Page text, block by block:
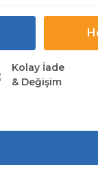
Kolay İade
& Değişim